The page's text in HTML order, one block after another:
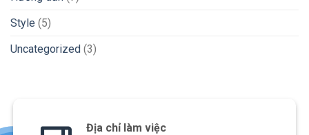
Style (5)
Uncategorized (3)
Địa chỉ làm việc